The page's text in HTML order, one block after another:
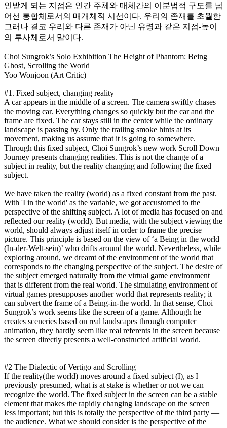
인받게 되는 지점은 인간 주체와 매체간의 이분법적 구도를 넘
어선 통합체로서의 매개체적 시선이다. 우리의 존재를 초월한
그러나 결코 우리와 다른 존재가 아닌 유령과 같은 지점-높이
의 투사체로서 말이다.
Choi Sungrok’s Solo Exhibition The Height of Phantom: Being
Ghost, Scrolling the World
Yoo Wonjoon (Art Critic)
#1. Fixed subject, changing reality
A car appears in the middle of a screen. The camera swiftly chases
the moving car. Everything changes so quickly but the car and the
frame are fixed. The car stays still in the center while the ordinary
landscape is passing by. Only the trailing smoke hints at its
movement, making us assume that it is going to somewhere.
Through this fixed subject, Choi Sungrok’s new work Scroll Down
Journey presents changing realities. This is not the change of a
subject in reality, but the reality changing and following the fixed
subject.
We have taken the reality (world) as a fixed constant from the past.
With 'I in the world' as the variable, we got accustomed to the
perspective of the shifting subject. A lot of media has focused on and
reflected our reality (world). But media, with the subject viewing the
world, should always adjust itself in order to frame the precise
picture. This principle is based on the view of ‘a Being in the world
(In-der-Welt-sein)’ who drifts around the world. Nevertheless, while
exploring around, we dreamt of the environment of the world that
corresponds to the changing perspective of the subject. The desire of
the subject emerged naturally from the virtual game environment
that is different from the real world. The simulating environment of
virtual games presupposes another world that represents reality; it
can subvert the frame of a Being-in-the world. In that sense, Choi
Sungrok’s work seems like the screen of a game. Although he
creates sceneries based on real landscapes through computer
animation, they hardly seem like real referents in the screen because
the screen directly presents a well-constructed artificial world.
#2 The Dialectic of Vertigo and Scrolling
If the reality(the world) moves around a fixed subject (I), as I
previously presumed, what is at stake is whether or not we can
recognize the world. The fixed subject in the screen can be a stable
element that makes the rapidly changing landscape on the screen
less important; but this is totally the perspective of the third party ―
the audience. What we should consider is the perspective of the